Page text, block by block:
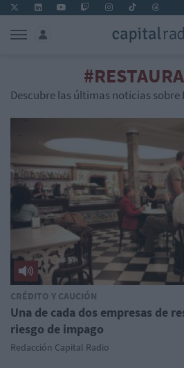
Descubre las últimas noticias
CRÉDITO Y CAUCIÓN
Una de cada dos empresas de
riesgo de impago
Redacción Capital Radio